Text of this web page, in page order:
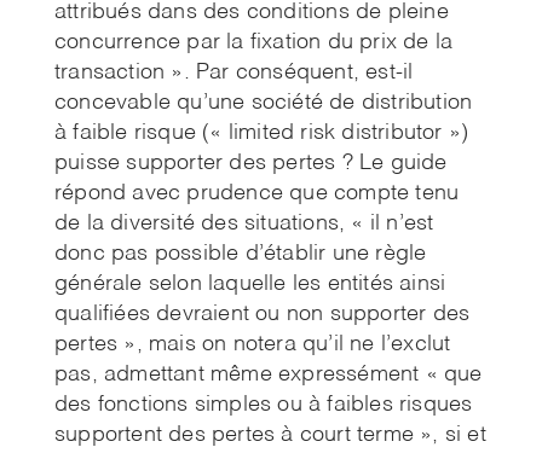
attribués dans des conditions de pleine
concurrence par la fixation du prix de la
transaction ». Par conséquent, est-il
concevable qu’une société de distribution
à faible risque (« limited risk distributor »)
puisse supporter des pertes ? Le guide
répond avec prudence que compte tenu
de la diversité des situations, « il n’est
donc pas possible d’établir une règle
générale selon laquelle les entités ainsi
qualifiées devraient ou non supporter des
pertes », mais on notera qu’il ne l’exclut
pas, admettant même expressément « que
des fonctions simples ou à faibles risques
supportent des pertes à court terme », si et